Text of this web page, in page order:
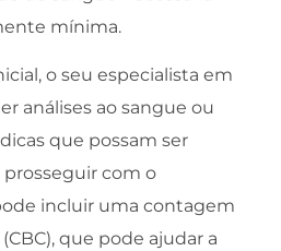
mínima.
o seu especialista em
análises ao sangue ou
que possam ser
prosseguir com o
incluir uma contagem
que pode ajudar a